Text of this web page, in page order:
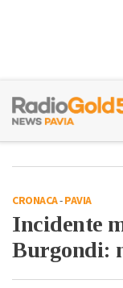
CRONACA-PAVIA
Incidente
Burgondi: